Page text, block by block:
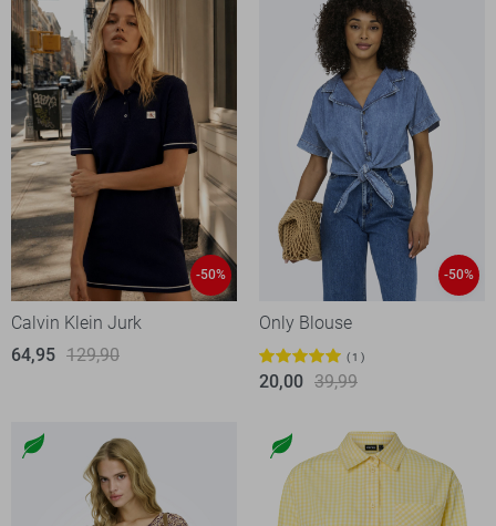
-50%
Calvin Klein Jurk
64,95 129,90
-50%
Only Blouse
1
20,00 39,99